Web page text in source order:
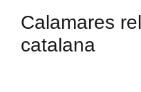
Calamares
catalana